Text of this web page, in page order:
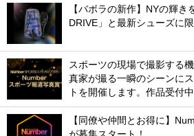
【バボラの新作】NYの輝き
DRIVE」と最新シューズに
スポーツの現場で撮影する
真家が撮る一瞬のシーンに
トを開催します。作品受付中
【同僚や仲間とお得に】